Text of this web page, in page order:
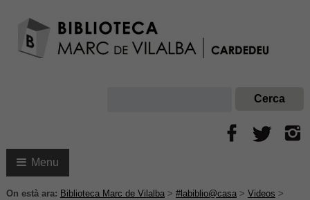
Menu
On està ara: Biblioteca Marc de Vilalba> #labiblio@casa> Videos >